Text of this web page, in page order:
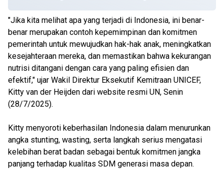
"Jika kita melihat apa yang terjadi di Indonesia, ini benar-
benar merupakan contoh kepemimpinan dan komitmen
pemerintah untuk mewujudkan hak-hak anak, meningkatkan
kesejahteraan mereka, dan memastikan bahwa kekurangan
nutrisi ditangani dengan cara yang paling efisien dan
efektif," ujar Wakil Direktur Eksekutif Kemitraan UNICEF,
Kitty van der Heijden dari website resmi UN, Senin
(28/7/2025).
Kitty menyoroti keberhasilan Indonesia dalam menurunkan
angka stunting, wasting, serta langkah serius mengatasi
kelebihan berat badan sebagai bentuk komitmen jangka
panjang terhadap kualitas SDM generasi masa depan.